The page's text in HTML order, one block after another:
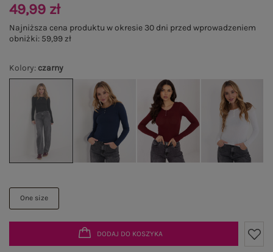
Kolory: czarny
One size
49,99 zł
Najniższa cena produktu w okresie 30 dni przed wprowadzeniem
obniżki: 59,99 zł
DODAJ DO KOSZYKA